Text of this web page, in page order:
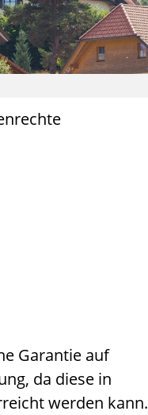
Garantie auf
da diese in
werden kann.